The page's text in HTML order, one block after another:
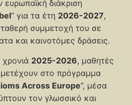
διάκριση
” για τα έτη 2026-2027,
συμμετοχή του σε
και καινοτόμες δράσεις.
χρονιά 2025-2026, μαθητές
στο πρόγραμμα
Across Europe”, μέσα
τον γλωσσικό και